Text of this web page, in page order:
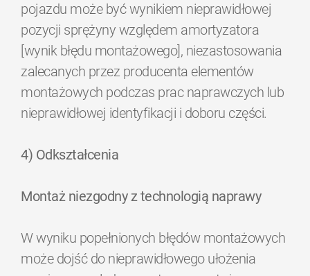
pojazdu może być wynikiem nieprawidłowej
pozycji sprężyny względem amortyzatora
[wynik błędu montażowego], niezastosowania
zalecanych przez producenta elementów
montażowych podczas prac naprawczych lub
nieprawidłowej identyfikacji i doboru części.
4) Odkształcenia
Montaż niezgodny z technologią naprawy
W wyniku popełnionych błędów montażowych
może dojść do nieprawidłowego ułożenia